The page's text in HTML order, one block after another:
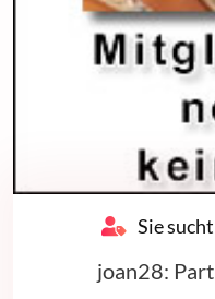
Sie
joan28: